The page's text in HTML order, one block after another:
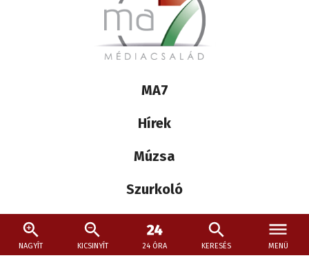
NAGYÍT KICSINYÍT 24 ÓRA KERESÉS MENÜ
Lábléc
médiacsalád
MA7
Hírek
Múzsa
Szurkoló
Social
Kövessen minket máshol is: